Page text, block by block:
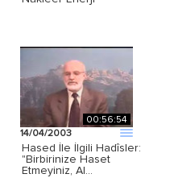
00:56:54
14/04/2003
Hased İle İlgili Hadîsler:
"Birbirinize Haset
Etmeyiniz, Al…